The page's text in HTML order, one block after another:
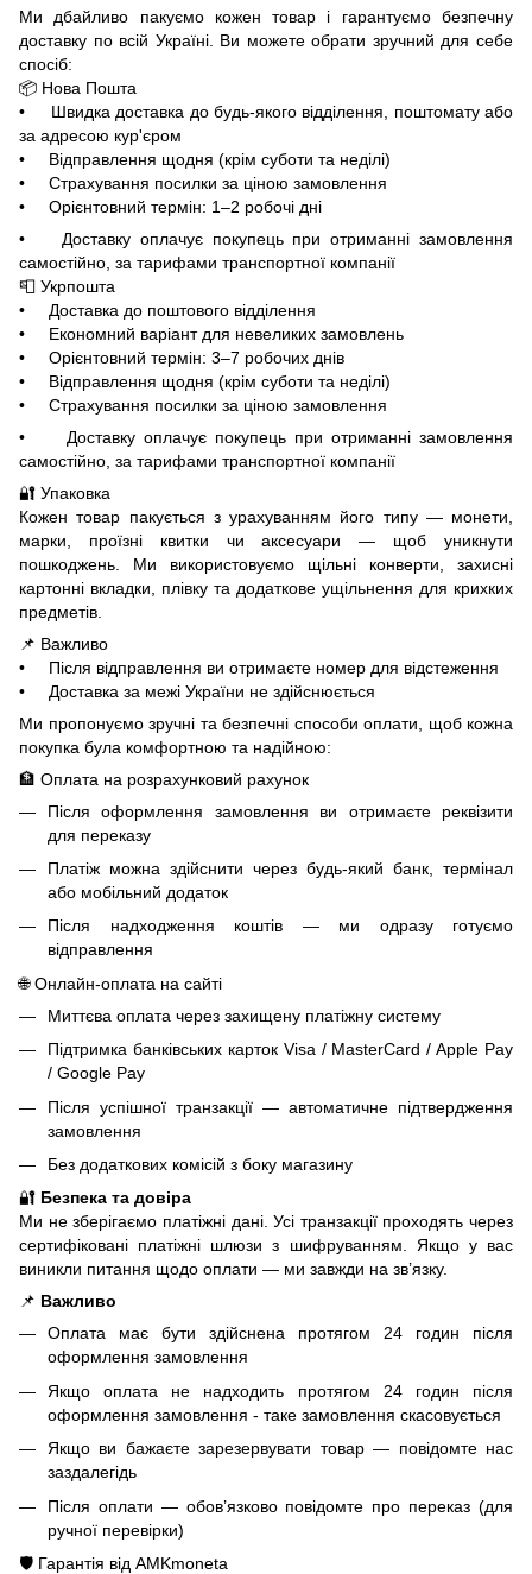
Ми дбайливо пакуємо кожен товар і гарантуємо безпечну
доставку по всій Україні. Ви можете обрати зручний для себе
спосіб:
📦 Нова Пошта
• Швидка доставка до будь-якого відділення, поштомату або
за адресою кур'єром
• Відправлення щодня (крім суботи та неділі)
• Страхування посилки за ціною замовлення
• Орієнтовний термін: 1–2 робочі дні
• Доставку оплачує покупець при отриманні замовлення
самостійно, за тарифами транспортної компанії
📮 Укрпошта
• Доставка до поштового відділення
• Економний варіант для невеликих замовлень
• Орієнтовний термін: 3–7 робочих днів
• Відправлення щодня (крім суботи та неділі)
• Страхування посилки за ціною замовлення
• Доставку оплачує покупець при отриманні замовлення
самостійно, за тарифами транспортної компанії
🔐 Упаковка
Кожен товар пакується з урахуванням його типу — монети,
марки, проїзні квитки чи аксесуари — щоб уникнути
пошкоджень. Ми використовуємо щільні конверти, захисні
картонні вкладки, плівку та додаткове ущільнення для крихких
предметів.
📌 Важливо
• Після відправлення ви отримаєте номер для відстеження
• Доставка за межі України не здійснюється
Ми пропонуємо зручні та безпечні способи оплати, щоб кожна
покупка була комфортною та надійною:
🏦 Оплата на розрахунковий рахунок
Після оформлення замовлення ви отримаєте реквізити
для переказу
Платіж можна здійснити через будь-який банк, термінал
або мобільний додаток
Після надходження коштів — ми одразу готуємо
відправлення
🌐 Онлайн-оплата на сайті
Миттєва оплата через захищену платіжну систему
Підтримка банківських карток Visa / MasterCard / Apple Pay
/ Google Pay
Після успішної транзакції — автоматичне підтвердження
замовлення
Без додаткових комісій з боку магазину
🔐 Безпека та довіра
Ми не зберігаємо платіжні дані. Усі транзакції проходять через
сертифіковані платіжні шлюзи з шифруванням. Якщо у вас
виникли питання щодо оплати — ми завжди на зв’язку.
📌 Важливо
Оплата має бути здійснена протягом 24 годин після
оформлення замовлення
Якщо оплата не надходить протягом 24 годин після
оформлення замовлення - таке замовлення скасовується
Якщо ви бажаєте зарезервувати товар — повідомте нас
заздалегідь
Після оплати — обов’язково повідомте про переказ (для
ручної перевірки)
🛡️ Гарантія від AMKmoneta